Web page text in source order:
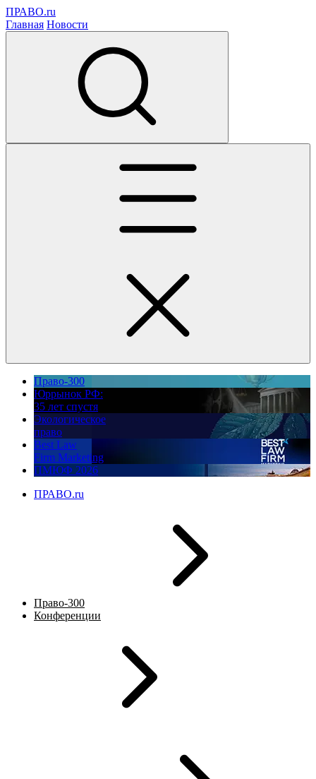
ПРАВО.ru
Главная Новости
Право-300
Юррынок РФ:
35 лет спустя
Экологическое
право
Best Law
Firm Marketing
ПМЮФ 2026
ПРАВО.ru
Право-300
Конференции